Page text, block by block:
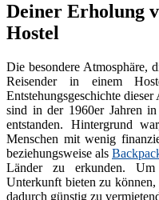
Deiner Erholung
Hostel
Die besondere Atmosphäre,
Reisender in einem
Entstehungsgeschichte
sind in der 1960er Jahren
entstanden. Hintergrund
Menschen mit wenig
beziehungsweise als
Länder zu erkunden. Um
Unterkunft bieten zu können,
dadurch günstig zu